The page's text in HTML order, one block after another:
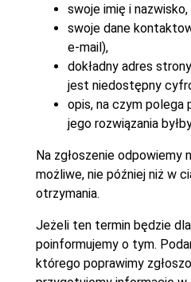
swoje imię i nazwisko,
swoje dane
e-mail),
dokładny adres
jest niedostępny
opis, na czym polega
jego rozwiązania
Na zgłoszenie odpowiemy
możliwe, nie później niż w
otrzymania.
Jeżeli ten termin będzie
poinformujemy o tym.
którego poprawimy